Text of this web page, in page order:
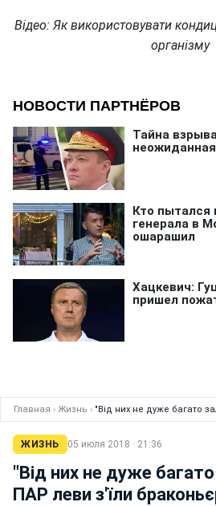
Відео: Як використовувати
організму
Главная › Жизнь › "Від них не дуже багато
ЖИЗНЬ 05 июля 2018 · 21:36
"Від них не дуже
ПАР леви з'їли